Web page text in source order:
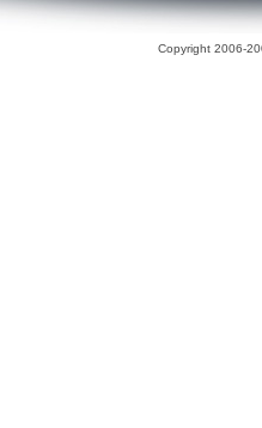
Copyright 2006-